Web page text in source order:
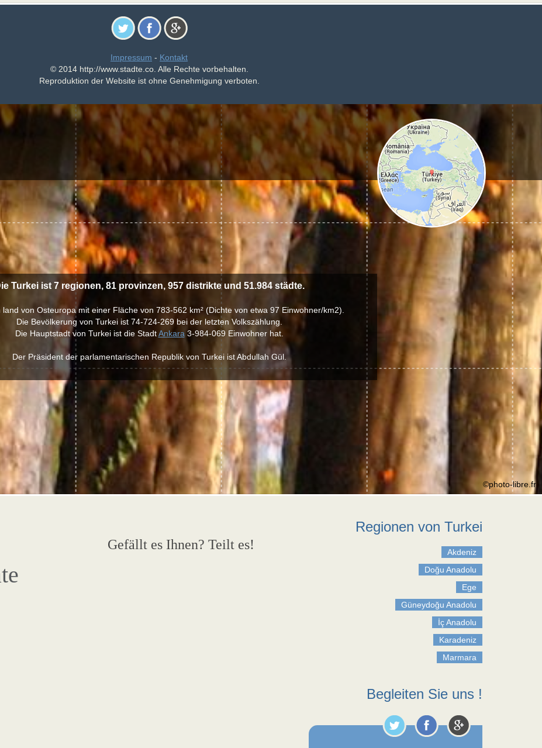
Impressum - Kontakt
© 2014 http://www.stadte.co. Alle Rechte vorbehalten.
Reproduktion der Website ist ohne Genehmigung verboten.
Turkei ist 7 regionen, 81 provinzen, 957 distrikte und 51.984 städte.
land von Osteuropa mit einer Fläche von 783-562 km² (Dichte von etwa 97 Einwohner/km2).
Die Bevölkerung von Turkei ist 74-724-269 bei der letzten Volkszählung.
Die Hauptstadt von Turkei ist die StadtAnkara 3-984-069 Einwohner hat.
Der Präsident der parlamentarischen Republik von Turkei ist Abdullah Gül.
©photo-libre.fr
Gefällt es Ihnen? Teilt es!
Regionen von Turkei
Akdeniz
Doğu Anadolu
Ege
Güneydoğu Anadolu
İç Anadolu
Karadeniz
Marmara
Begleiten Sie uns !